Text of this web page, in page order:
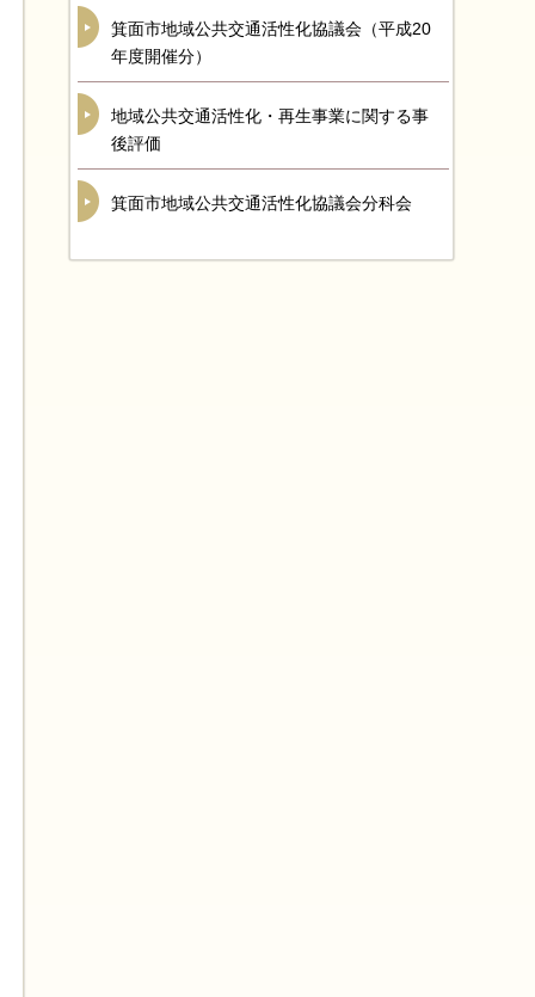
箕面市地域公共交通活性化協議会（平成20
年度開催分）
地域公共交通活性化・再生事業に関する事
後評価
箕面市地域公共交通活性化協議会分科会